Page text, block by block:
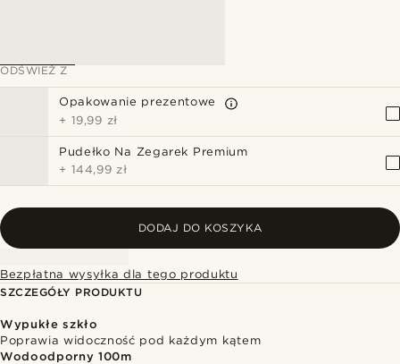
ODŚWIEŻ Z
Opakowanie prezentowe
+ 19,99 zł
Pudełko Na Zegarek Premium
+ 144,99 zł
DODAJ DO KOSZYKA
Bezpłatna wysyłka dla tego produktu
SZCZEGÓŁY PRODUKTU
Wypukłe szkło
Poprawia widoczność pod każdym kątem
Wodoodporny 100m